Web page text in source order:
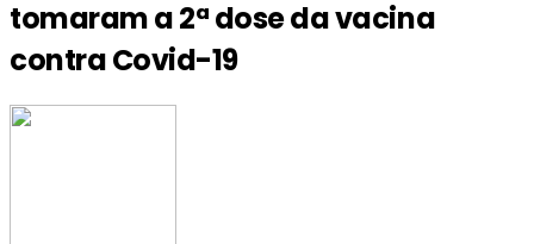
tomaram a 2ª dose da vacina
contra Covid-19